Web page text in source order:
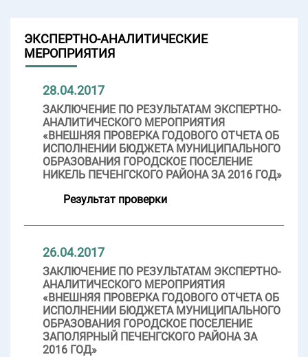
ЭКСПЕРТНО-АНАЛИТИЧЕСКИЕ
МЕРОПРИЯТИЯ
28.04.2017
ЗАКЛЮЧЕНИЕ ПО РЕЗУЛЬТАТАМ ЭКСПЕРТНО-
АНАЛИТИЧЕСКОГО МЕРОПРИЯТИЯ
«ВНЕШНЯЯ ПРОВЕРКА ГОДОВОГО ОТЧЕТА ОБ
ИСПОЛНЕНИИ БЮДЖЕТА МУНИЦИПАЛЬНОГО
ОБРАЗОВАНИЯ ГОРОДСКОЕ ПОСЕЛЕНИЕ
НИКЕЛЬ ПЕЧЕНГСКОГО РАЙОНА ЗА 2016 ГОД»
Результат проверки
26.04.2017
ЗАКЛЮЧЕНИЕ ПО РЕЗУЛЬТАТАМ ЭКСПЕРТНО-
АНАЛИТИЧЕСКОГО МЕРОПРИЯТИЯ
«ВНЕШНЯЯ ПРОВЕРКА ГОДОВОГО ОТЧЕТА ОБ
ИСПОЛНЕНИИ БЮДЖЕТА МУНИЦИПАЛЬНОГО
ОБРАЗОВАНИЯ ГОРОДСКОЕ ПОСЕЛЕНИЕ
ЗАПОЛЯРНЫЙ ПЕЧЕНГСКОГО РАЙОНА ЗА
2016 ГОД»